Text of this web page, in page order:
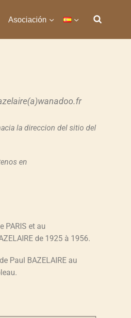
Asociación
la direccion del sitio del
en
PARIS et au
de 1925 à 1956.
Paul BAZELAIRE au